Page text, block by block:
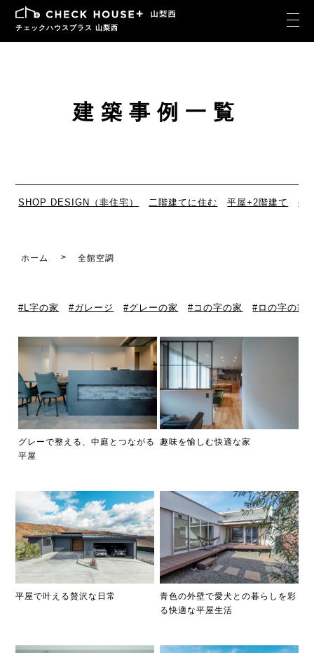
チェックハウスプラス 山梨西
建築事例一覧
SHOP DESIGN（非住宅） 二階建てに住む 平屋+2階建て 平
ホーム 全館空調
L字の家 ガレージ グレーの家 コの字の家 ロの字の家
グレーで整える、中庭とつながる
平屋
趣味を愉しむ快適な家
平屋で叶える贅沢な日常
青色の外壁で愛犬との暮らしを彩
る快適な平屋生活